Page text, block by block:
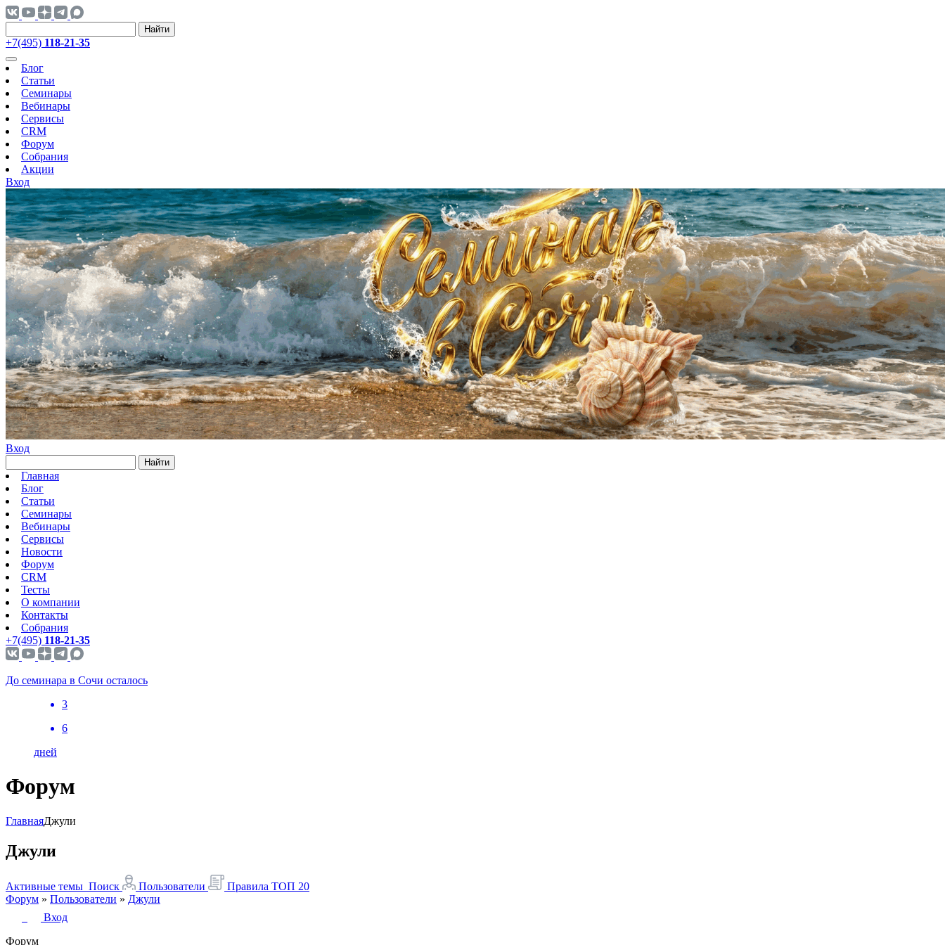
Найти
+7(495) 118-21-35
Блог
Статьи
Семинары
Вебинары
Сервисы
CRM
Форум
Собрания
Акции
Вход
Вход
Найти
Главная
Блог
Статьи
Семинары
Вебинары
Сервисы
Новости
Форум
CRM
Тесты
О компании
Контакты
Собрания
+7(495) 118-21-35
До семинара в Сочи осталось
3
6
дней
Форум
ГлавнаяДжули
Джули
Активные темы Поиск Пользователи Правила ТОП 20
Форум » Пользователи » Джули
Вход
Форум